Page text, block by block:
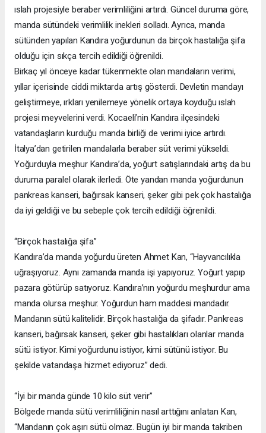
ıslah projesiyle beraber verimliliğini artırdı. Güncel duruma göre,
manda sütündeki verimlilik inekleri solladı. Ayrıca, manda
sütünden yapılan Kandıra yoğurdunun da birçok hastalığa şifa
olduğu için sıkça tercih edildiği öğrenildi.
Birkaç yıl önceye kadar tükenmekte olan mandaların verimi,
yıllar içerisinde ciddi miktarda artış gösterdi. Devletin mandayı
geliştirmeye, ırkları yenilemeye yönelik ortaya koyduğu ıslah
projesi meyvelerini verdi. Kocaeli’nin Kandıra ilçesindeki
vatandaşların kurduğu manda birliği de verimi iyice artırdı.
İtalya’dan getirilen mandalarla beraber süt verimi yükseldi.
Yoğurduyla meşhur Kandıra’da, yoğurt satışlarındaki artış da bu
duruma paralel olarak ilerledi. Öte yandan manda yoğurdunun
pankreas kanseri, bağırsak kanseri, şeker gibi pek çok hastalığa
da iyi geldiği ve bu sebeple çok tercih edildiği öğrenildi.
“Birçok hastalığa şifa”
Kandıra’da manda yoğurdu üreten Ahmet Kan, “Hayvancılıkla
uğraşıyoruz. Aynı zamanda manda işi yapıyoruz. Yoğurt yapıp
pazara götürüp satıyoruz. Kandıra’nın yoğurdu meşhurdur ama
manda olursa meşhur. Yoğurdun ham maddesi mandadır.
Mandanın sütü kalitelidir. Birçok hastalığa da şifadır. Pankreas
kanseri, bağırsak kanseri, şeker gibi hastalıkları olanlar manda
sütü istiyor. Kimi yoğurdunu istiyor, kimi sütünü istiyor. Bu
şekilde vatandaşa hizmet ediyoruz” dedi.
“İyi bir manda günde 10 kilo süt verir”
Bölgede manda sütü verimliliğinin nasıl arttığını anlatan Kan,
“Mandanın çok aşırı sütü olmaz. Bugün iyi bir manda takriben